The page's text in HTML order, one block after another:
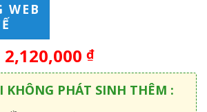
WEB
2,120,000₫
KHÔNG PHÁT SINH THÊM :